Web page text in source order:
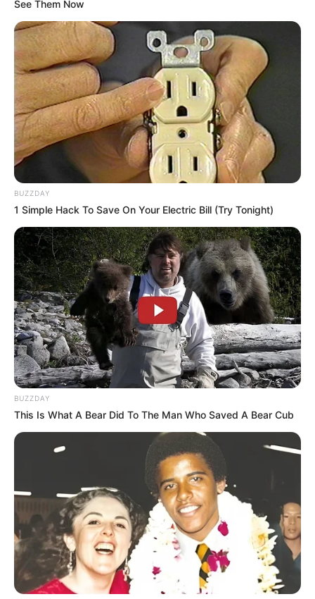
Serem! 9 Chat Ojek Online &
Pelanggan Ini Bikin Auto
Merinding
See Them Now
BUZZDAY
1 Simple Hack To Save On Your Electric Bill (Try Tonight)
BUZZDAY
This Is What A Bear Did To The Man Who Saved A Bear Cub